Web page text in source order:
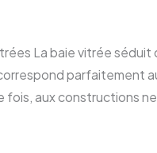
La baie vitrée séduit
parfaitement
fois, aux constructions